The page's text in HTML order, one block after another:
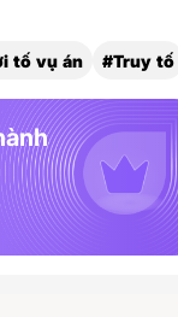
tố vụ án #Truy tố